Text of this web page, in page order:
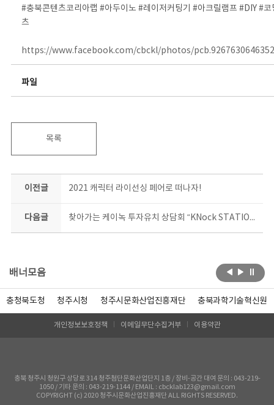
#충북콘텐츠코리아랩 #아두이노 #레이저커팅기 #아크릴램프 #DIY #코
츠
https://www.facebook.com/cbckl/photos/
파일
목록
이전글 2021 캐릭터 라이선싱 페어로 떠나자!
다음글 찾아가는 케이녹 투자유치 상담회 “KNock STATION X 충북 : 에듀테크" 현장!
배너모음
충청북도청 청주시청 청주시문화산업진흥재단 충북과학기술혁신원
개인정보보호정책 이메일무단수집거부 이용약관
충북 청주시 청원구 상당로 314 청주첨단문화산업단지 1층 / 장비-공간 대여 문의 : 043-219-
1050 / 기타 문의 : 043-219-1144 / EMAIL : cbcklab123@gmail.com
COPYRIGHT (c) 2020 청주시문화산업진흥재단 ALL RIGHTS RESERVED.